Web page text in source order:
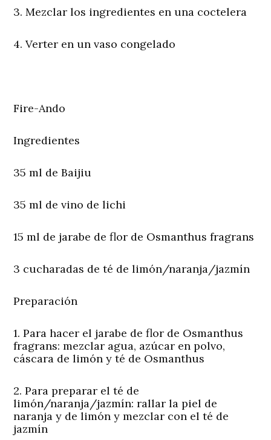
3. Mezclar los ingredientes en una coctelera
4. Verter en un vaso congelado
Fire-Ando
Ingredientes
35 ml de Baijiu
35 ml de vino de lichi
15 ml de jarabe de flor de Osmanthus fragrans
3 cucharadas de té de limón/naranja/jazmín
Preparación
1. Para hacer el jarabe de flor de Osmanthus
fragrans: mezclar agua, azúcar en polvo,
cáscara de limón y té de Osmanthus
2. Para preparar el té de
limón/naranja/jazmín: rallar la piel de
naranja y de limón y mezclar con el té de
jazmín